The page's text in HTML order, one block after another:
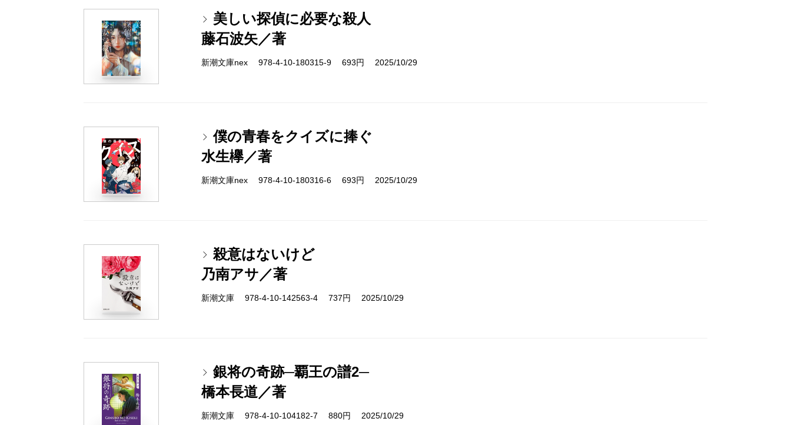
美しい探偵に必要な殺人
藤石波矢／著
新潮文庫nex 978-4-10-180315-9 693円 2025/10/29
僕の青春をクイズに捧ぐ
水生欅／著
新潮文庫nex 978-4-10-180316-6 693円 2025/10/29
殺意はないけど
乃南アサ／著
新潮文庫 978-4-10-142563-4 737円 2025/10/29
銀将の奇跡─覇王の譜2─
橋本長道／著
新潮文庫 978-4-10-104182-7 880円 2025/10/29